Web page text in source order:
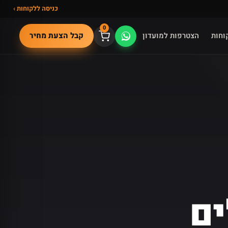
כניסה ללקוחות ›
הצטרפות למועדון
0
קבל הצעת מחיר